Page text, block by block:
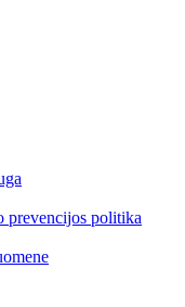
prevencijos politika